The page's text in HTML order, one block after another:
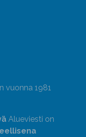
vuonna 1981
Alueviesti on